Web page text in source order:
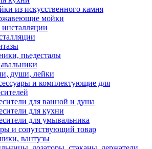
из искусственного камня
мойки
пьедесталы
души, лейки
и комплектующие для
для ванной и душа
для кухни
для умывальника
и сопутствующий товар
вантузы